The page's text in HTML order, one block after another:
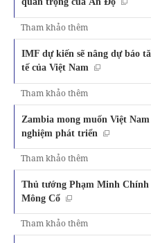
Tham khảo thêm
IMF dự kiến sẽ nâng dự báo
tế của Việt Nam
Tham khảo thêm
Zambia mong muốn Việt
nghiệm phát triển
Tham khảo thêm
Thủ tướng Phạm Minh Chính
Mông Cổ
Tham khảo thêm